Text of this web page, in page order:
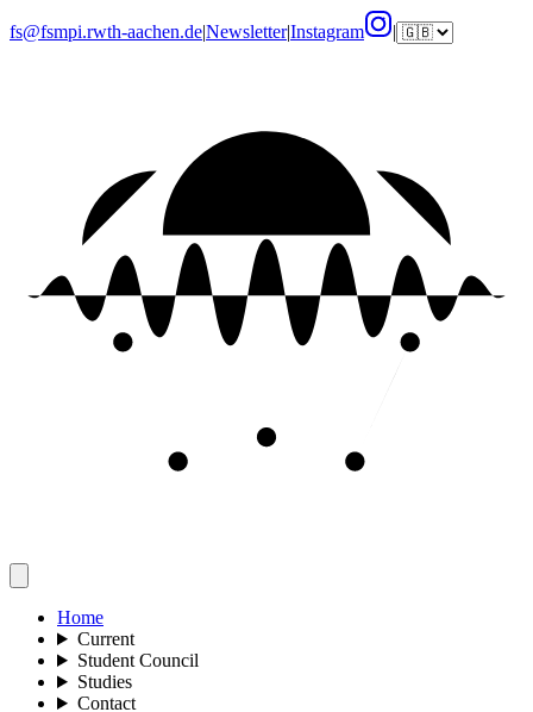
fs@fsmpi.rwth-aachen.de|Newsletter|Instagram |
Home
Current
Student Council
Studies
Contact